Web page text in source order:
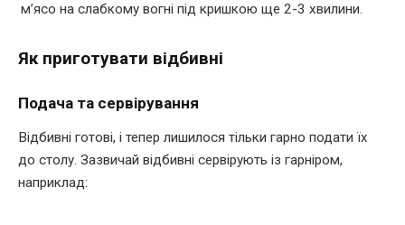
м’ясо на слабкому вогні під кришкою ще 2-3 хвилини.
Як приготувати відбивні
Подача та сервірування
Відбивні готові, і тепер лишилося тільки гарно подати їх
до столу. Зазвичай відбивні сервірують із гарніром,
наприклад: